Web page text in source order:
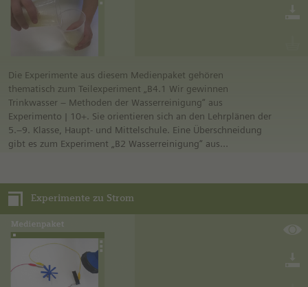
Die Experimente aus diesem Medienpaket gehören
thematisch zum Teilexperiment „B4.1 Wir gewinnen
Trinkwasser – Methoden der Wasserreinigung“ aus
Experimento | 10+. Sie orientieren sich an den Lehrplänen der
5.–9. Klasse, Haupt- und Mittelschule. Eine Überschneidung
gibt es zum Experiment „B2 Wasserreinigung“ aus
auf?“, „Wir reinigen Wasser“, „Unsichtbare Stoffe im Wasser
nachweisen (1)“ und „Unsichtbare Stoffe im Wasser
nachweisen (2)“ enthalten jeweils bildgestützte Anleitungen
zur Vorbereitung und Durchführung des Experiments.
Verschiedene Aufgaben zum Experiment werden gestellt, eine
Differenzierung ist hier jederzeit möglich.
Experimente zu Strom